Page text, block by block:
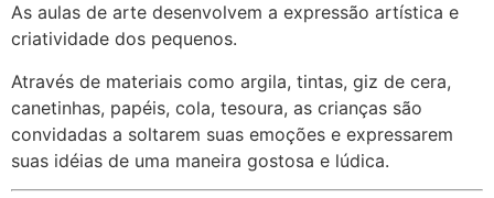
As aulas de arte desenvolvem a expressão artística e
criatividade dos pequenos.
Através de materiais como argila, tintas, giz de cera,
canetinhas, papéis, cola, tesoura, as crianças são
convidadas a soltarem suas emoções e expressarem
suas idéias de uma maneira gostosa e lúdica.